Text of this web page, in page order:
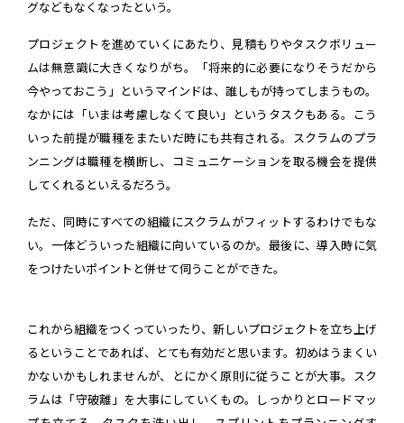
グなどもなくなったという。
プロジェクトを進めていくにあたり、見積もりやタスクボリュー
ムは無意識に大きくなりがち。「将来的に必要になりそうだから
今やっておこう」というマインドは、誰しもが持ってしまうもの。
なかには「いまは考慮しなくて良い」というタスクもある。こう
いった前提が職種をまたいだ時にも共有される。スクラムのプラ
ンニングは職種を横断し、コミュニケーションを取る機会を提供
してくれるといえるだろう。
ただ、同時にすべての組織にスクラムがフィットするわけでもな
い。一体どういった組織に向いているのか。最後に、導入時に気
をつけたいポイントと併せて伺うことができた。
これから組織をつくっていったり、新しいプロジェクトを立ち上げ
るということであれば、とても有効だと思います。初めはうまくい
かないかもしれませんが、とにかく原則に従うことが大事。スク
ラムは「守破離」を大事にしていくもの。しっかりとロードマッ